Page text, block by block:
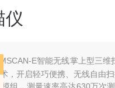
仪
E智能无线掌上型三维
，开启轻巧便携、无线自由扫